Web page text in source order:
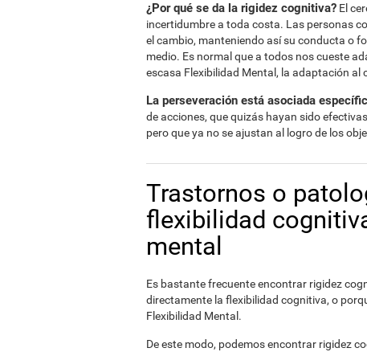
¿Por qué se da la rigidez cognitiva? El
incertidumbre a toda costa. Las personas
el cambio, manteniendo así su conducta o
medio. Es normal que a todos nos cueste
escasa Flexibilidad Mental, la adaptación
La perseveración está asociada
de acciones, que quizás hayan sido
pero que ya no se ajustan al logro de los
Trastornos o
flexibilidad
mental
Es bastante frecuente encontrar rigidez
directamente la flexibilidad cognitiva, o
Flexibilidad Mental.
De este modo, podemos encontrar rigidez